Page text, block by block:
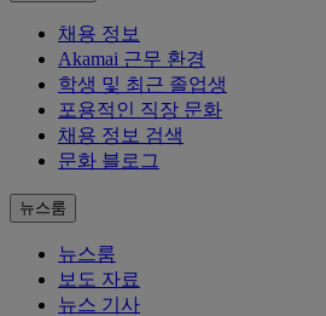
채용 정보
Akamai 근무 환경
학생 및 최근 졸업생
포용적인 직장 문화
채용 정보 검색
문화 블로그
뉴스룸
뉴스룸
보도 자료
뉴스 기사